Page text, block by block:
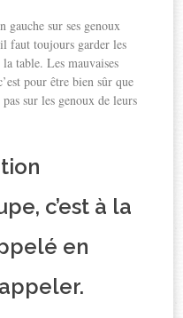
sur ses genoux
faut toujours garder les
table. Les mauvaises
pour être bien sûr que
sur les genoux de leurs
c’est à la
en